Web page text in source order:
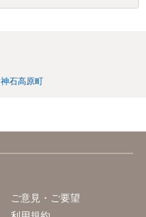
神石高原町
ご意見・ご要望